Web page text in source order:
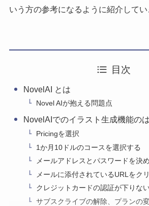
いう方の参考になるように紹介してい
目次
NovelAI とは
Novel AIが抱える問題点
NovelAIでのイラスト生成機能の
Pricingを選択
1か月10ドルのコースを選択する
メールアドレスとパスワードを決
メールに添付されているURLをク
クレジットカードの認証が下りな
サブスクライブの解除、プランの